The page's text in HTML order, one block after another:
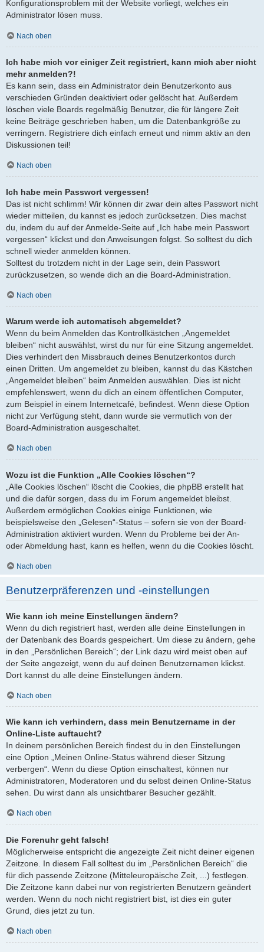
Konfigurationsproblem mit der Website vorliegt, welches ein
Administrator lösen muss.
Nach oben
Ich habe mich vor einiger Zeit registriert, kann mich aber nicht
mehr anmelden?!
Es kann sein, dass ein Administrator dein Benutzerkonto aus
verschieden Gründen deaktiviert oder gelöscht hat. Außerdem
löschen viele Boards regelmäßig Benutzer, die für längere Zeit
keine Beiträge geschrieben haben, um die Datenbankgröße zu
verringern. Registriere dich einfach erneut und nimm aktiv an den
Diskussionen teil!
Nach oben
Ich habe mein Passwort vergessen!
Das ist nicht schlimm! Wir können dir zwar dein altes Passwort nicht
wieder mitteilen, du kannst es jedoch zurücksetzen. Dies machst
du, indem du auf der Anmelde-Seite auf „Ich habe mein Passwort
vergessen“ klickst und den Anweisungen folgst. So solltest du dich
schnell wieder anmelden können.
Solltest du trotzdem nicht in der Lage sein, dein Passwort
zurückzusetzen, so wende dich an die Board-Administration.
Nach oben
Warum werde ich automatisch abgemeldet?
Wenn du beim Anmelden das Kontrollkästchen „Angemeldet
bleiben“ nicht auswählst, wirst du nur für eine Sitzung angemeldet.
Dies verhindert den Missbrauch deines Benutzerkontos durch
einen Dritten. Um angemeldet zu bleiben, kannst du das Kästchen
„Angemeldet bleiben“ beim Anmelden auswählen. Dies ist nicht
empfehlenswert, wenn du dich an einem öffentlichen Computer,
zum Beispiel in einem Internetcafé, befindest. Wenn diese Option
nicht zur Verfügung steht, dann wurde sie vermutlich von der
Board-Administration ausgeschaltet.
Nach oben
Wozu ist die Funktion „Alle Cookies löschen“?
„Alle Cookies löschen“ löscht die Cookies, die phpBB erstellt hat
und die dafür sorgen, dass du im Forum angemeldet bleibst.
Außerdem ermöglichen Cookies einige Funktionen, wie
beispielsweise den „Gelesen“-Status – sofern sie von der Board-
Administration aktiviert wurden. Wenn du Probleme bei der An-
oder Abmeldung hast, kann es helfen, wenn du die Cookies löscht.
Nach oben
Benutzerpräferenzen und -einstellungen
Wie kann ich meine Einstellungen ändern?
Wenn du dich registriert hast, werden alle deine Einstellungen in
der Datenbank des Boards gespeichert. Um diese zu ändern, gehe
in den „Persönlichen Bereich“; der Link dazu wird meist oben auf
der Seite angezeigt, wenn du auf deinen Benutzernamen klickst.
Dort kannst du alle deine Einstellungen ändern.
Nach oben
Wie kann ich verhindern, dass mein Benutzername in der
Online-Liste auftaucht?
In deinem persönlichen Bereich findest du in den Einstellungen
eine Option „Meinen Online-Status während dieser Sitzung
verbergen“. Wenn du diese Option einschaltest, können nur
Administratoren, Moderatoren und du selbst deinen Online-Status
sehen. Du wirst dann als unsichtbarer Besucher gezählt.
Nach oben
Die Forenuhr geht falsch!
Möglicherweise entspricht die angezeigte Zeit nicht deiner eigenen
Zeitzone. In diesem Fall solltest du im „Persönlichen Bereich“ die
für dich passende Zeitzone (Mitteleuropäische Zeit, ...) festlegen.
Die Zeitzone kann dabei nur von registrierten Benutzern geändert
werden. Wenn du noch nicht registriert bist, ist dies ein guter
Grund, dies jetzt zu tun.
Nach oben